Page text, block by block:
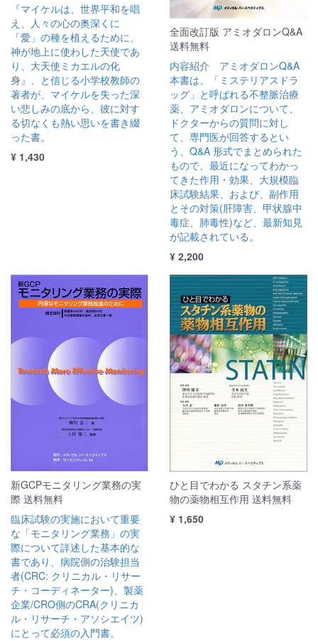
『マイケルは、世界平和を唱
え、人々の心の奥深くに
「愛」の種を植えるために、
神が地上に使わした天使であ
り、大天使ミカエルの化
身』、と信じる小学校教師の
著者が、マイケルを失った深
い悲しみの底から、彼に対す
る切なくも熱い思いを書き綴
った書。
¥ 1,430
全面改訂版 アミオダロンQ&A
送料無料
内容紹介 アミオダロンQ&A
本書は、「ミステリアスドラ
ッグ」と呼ばれる不整脈治療
薬、アミオダロンについて、
ドクターからの質問に対し
て、専門医が回答するとい
う、Q&A 形式でまとめられた
もので、最近になってわかっ
てきた作用・効果、大規模臨
床試験結果、および、副作用
とその対策(肝障害、甲状腺中
毒症、肺毒性)など、最新知見
が記載されている。
¥ 2,200
新GCPモニタリング業務の実
際 送料無料
臨床試験の実施において重要
な「モニタリング業務」の実
際について詳述した基本的な
書であり、病院側の治験担当
者(CRC: クリニカル・リサー
チ・コーディネーター)、製薬
企業/CRO側のCRA(クリニカ
ル・リサーチ・アソシエイツ)
にとって必須の入門書。
ひと目でわかる スタチン系薬
物の薬物相互作用 送料無料
¥ 1,650